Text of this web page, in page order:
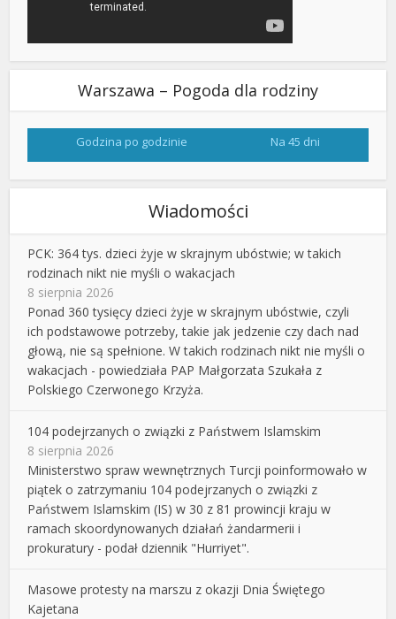
Warszawa – Pogoda dla rodziny
Godzina po godzinie Na 45 dni
Wiadomości
PCK: 364 tys. dzieci żyje w skrajnym ubóstwie; w takich
rodzinach nikt nie myśli o wakacjach
8 sierpnia 2026
Ponad 360 tysięcy dzieci żyje w skrajnym ubóstwie, czyli
ich podstawowe potrzeby, takie jak jedzenie czy dach nad
głową, nie są spełnione. W takich rodzinach nikt nie myśli o
wakacjach - powiedziała PAP Małgorzata Szukała z
Polskiego Czerwonego Krzyża.
104 podejrzanych o związki z Państwem Islamskim
8 sierpnia 2026
Ministerstwo spraw wewnętrznych Turcji poinformowało w
piątek o zatrzymaniu 104 podejrzanych o związki z
Państwem Islamskim (IS) w 30 z 81 prowincji kraju w
ramach skoordynowanych działań żandarmerii i
prokuratury - podał dziennik "Hurriyet".
Masowe protesty na marszu z okazji Dnia Świętego
Kajetana